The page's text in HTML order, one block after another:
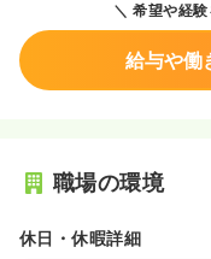
希望や経
給与や働
職場の環境
休日・休暇詳細